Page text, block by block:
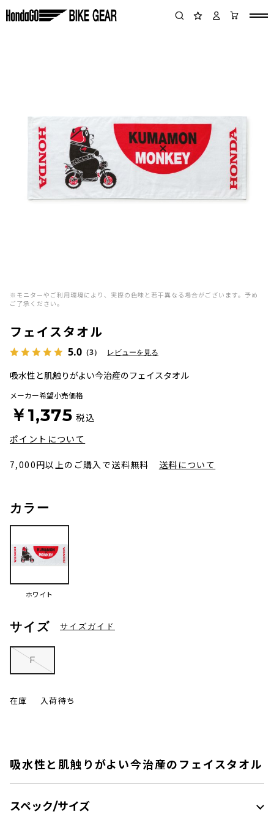
※モニターやご利用環境により、実際の色味と若干異なる場合がございます。予め
ご了承ください。
吸水性と肌触りがよい今治産のフェイスタオル
フェイスタオル
5.0 （3） レビューを見る
メーカー希望小売価格
￥1,375 税込
ポイントについて
7,000円以上のご購入で送料無料 送料について
カラー
ホワイト
サイズ サイズガイド
F
在庫 入荷待ち
吸水性と肌触りがよい今治産のフェイスタオル
スペック/サイズ